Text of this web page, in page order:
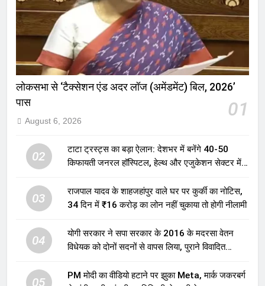
लोकसभा से ‘टैक्सेशन एंड अदर लॉज (अमेंडमेंट) बिल, 2026’
पास
01
August 6, 2026
02
टाटा ट्रस्ट्स का बड़ा ऐलान: देशभर में बनेंगे 40-50
किफायती जनरल हॉस्पिटल, हेल्थ और एजुकेशन सेक्टर में
03
राजपाल यादव के शाहजहांपुर वाले घर पर कुर्की का नोटिस,
34 दिन में ₹16 करोड़ का लोन नहीं चुकाया तो होगी नीलामी
04
योगी सरकार ने सपा सरकार के 2016 के मदरसा वेतन
विधेयक को दोनों सदनों से वापस लिया, पुराने विवादित
05
PM मोदी का वीडियो हटाने पर झुका Meta, मार्क जकरबर्ग